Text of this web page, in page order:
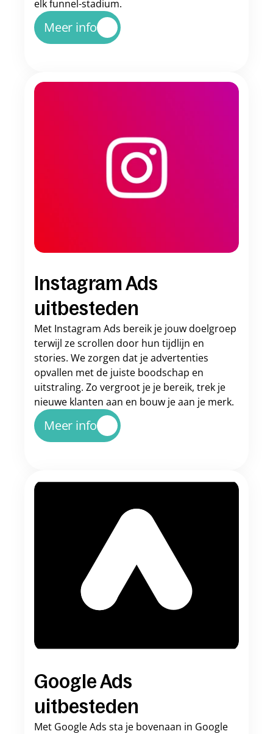
elk funnel-stadium.
Meer info
Instagram Ads
uitbesteden
Met Instagram Ads bereik je jouw doelgroep
terwijl ze scrollen door hun tijdlijn en
stories. We zorgen dat je advertenties
opvallen met de juiste boodschap en
uitstraling. Zo vergroot je je bereik, trek je
nieuwe klanten aan en bouw je aan je merk.
Meer info
Google Ads
uitbesteden
Met Google Ads sta je bovenaan in Google